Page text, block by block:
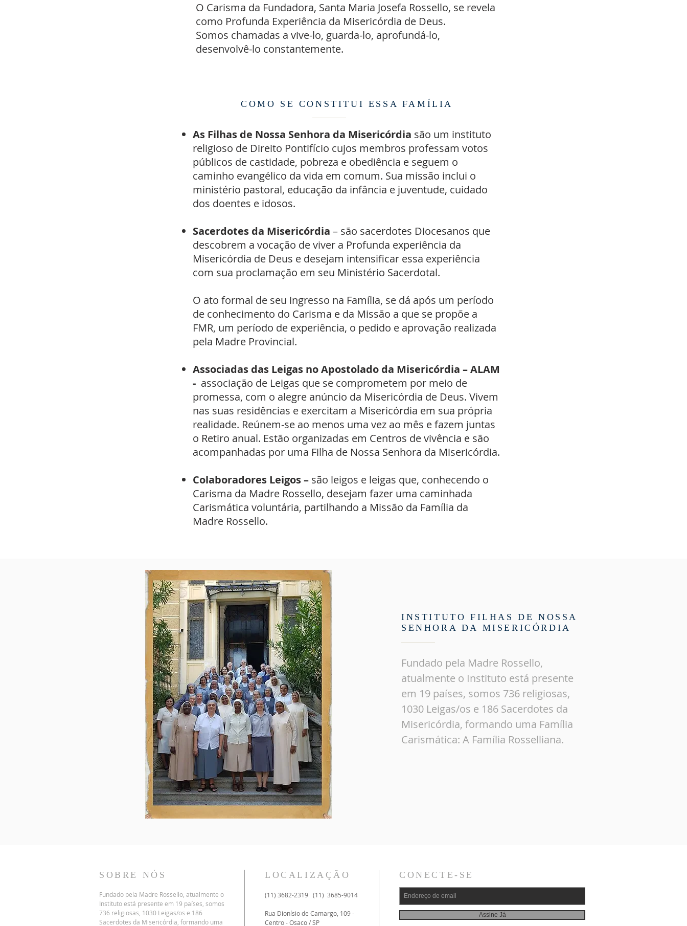
O Carisma da Fundadora, Santa Maria Josefa Rossello, se revela
como Profunda Experiência da Misericórdia de Deus.
Somos chamadas a vive-lo, guarda-lo, aprofundá-lo,
desenvolvê-lo constantemente.
COMO SE CONSTITUI ESSA FAMÍLIA
As Filhas de Nossa Senhora da Misericórdia são um instituto
religioso de Direito Pontifício cujos membros professam votos
públicos de castidade, pobreza e obediência e seguem o
caminho evangélico da vida em comum. Sua missão inclui o
ministério pastoral, educação da infância e juventude, cuidado
dos doentes e idosos.
Sacerdotes da Misericórdia – são sacerdotes Diocesanos que
descobrem a vocação de viver a Profunda experiência da
Misericórdia de Deus e desejam intensificar essa experiência
com sua proclamação em seu Ministério Sacerdotal.
O ato formal de seu ingresso na Família, se dá após um período
de conhecimento do Carisma e da Missão a que se propõe a
FMR, um período de experiência, o pedido e aprovação realizada
pela Madre Provincial.
Associadas das Leigas no Apostolado da Misericórdia – ALAM
- associação de Leigas que se comprometem por meio de
promessa, com o alegre anúncio da Misericórdia de Deus. Vivem
nas suas residências e exercitam a Misericórdia em sua própria
realidade. Reúnem-se ao menos uma vez ao mês e fazem juntas
o Retiro anual. Estão organizadas em Centros de vivência e são
acompanhadas por uma Filha de Nossa Senhora da Misericórdia.
Colaboradores Leigos – são leigos e leigas que, conhecendo o
Carisma da Madre Rossello, desejam fazer uma caminhada
Carismática voluntária, partilhando a Missão da Família da
Madre Rossello.
INSTITUTO FILHAS DE NOSSA
SENHORA DA MISERICÓRDIA
Fundado pela Madre Rossello,
atualmente o Instituto está presente
em 19 países, somos 736 religiosas,
1030 Leigas/os e 186 Sacerdotes da
Misericórdia, formando uma Família
Carismática: A Família Rosselliana.
SOBRE NÓS
Fundado pela Madre Rossello, atualmente o
Instituto está presente em 19 países, somos
736 religiosas, 1030 Leigas/os e 186
Sacerdotes da Misericórdia, formando uma
LOCALIZAÇÃO
(11) 3682-2319 (11) 3685-9014
Rua Dionísio de Camargo, 109 -
Centro - Osaco / SP
CONECTE-SE
Assine Já